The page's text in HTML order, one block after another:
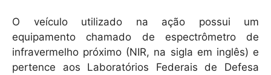
O veículo utilizado na ação possui um
equipamento chamado de espectrômetro de
infravermelho próximo (NIR, na sigla em inglês) e
pertence aos Laboratórios Federais de Defesa